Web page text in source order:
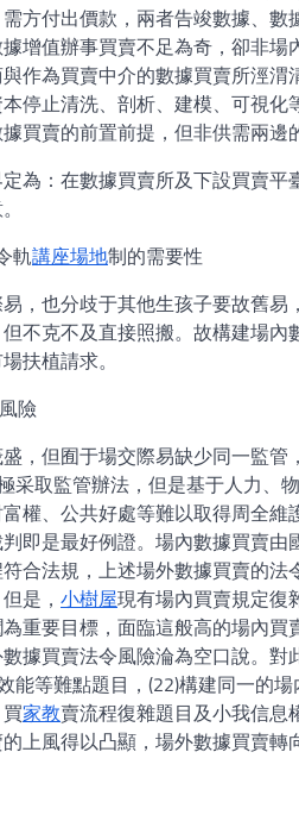
方付出價款，兩者告竣數據、
增值辦事買賣不足為奇，卻非場
作為買賣中介的數據買賣所涇
停止清洗、剖析、建模、可視
買賣的前置前提，但非供需兩邊的
為：在數據買賣所及下設買賣
軌講座場地制的需要性
，也分歧于其他生孩子要故舊
不克不及直接照搬。故構建場
扶植請求。
險
，但囿于場交際易缺少同一監
采取監管辦法，但是基于人力
權、公共好處等難以取得周全維
即是最好例證。場內數據買賣
合法規，上述場外數據買賣的
是， 小樹屋現有場內買賣規定復
重要目標，面臨這般高的場內
據買賣法令風險淪為空口說。對
能等難點題目，(22)構建同一的
家教賣流程復雜題目及小我信息
上風得以凸顯，場外數據買賣轉